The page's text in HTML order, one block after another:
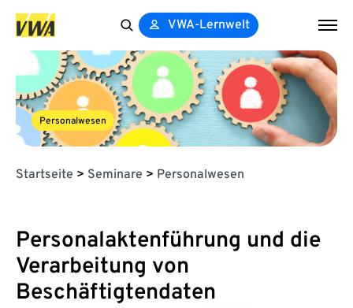
for:
VWA-Lernwelt
Personalwesen
Startseite > Seminare > Personalwesen
Personalaktenführung und die
Verarbeitung von
Beschäftigtendaten